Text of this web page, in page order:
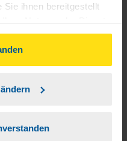
Sie ihnen bereitgestellt
Nutzung der Dienste
Einverstanden klicken,
Cookies, gemäß
zustimmen.
meine Daten zur
sowie zur internen